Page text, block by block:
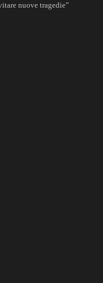
nuove tragedie”